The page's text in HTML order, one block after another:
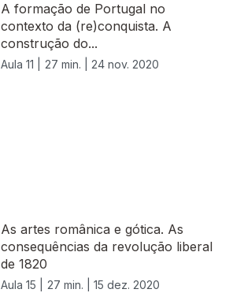
A formação de Portugal no
contexto da (re)conquista. A
construção do...
Aula 11 | 27 min. | 24 nov. 2020
As artes românica e gótica. As
consequências da revolução liberal
de 1820
Aula 15 | 27 min. | 15 dez. 2020